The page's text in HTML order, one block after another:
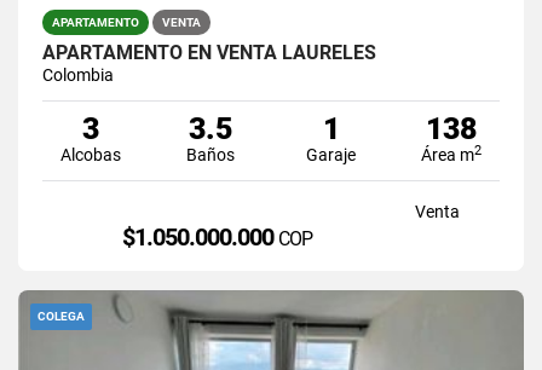
APARTAMENTO VENTA
APARTAMENTO EN VENTA LAURELES
Colombia
3
Alcobas
3.5
Baños
1
Garaje
138
Área m2
Venta
$1.050.000.000 COP
COLEGA